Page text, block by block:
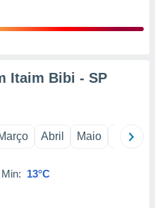
Itaim Bibi - SP
Abril Maio Junho
Min: 13°C